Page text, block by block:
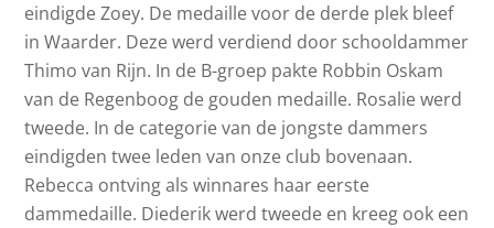
eindigde Zoey. De medaille voor de derde plek bleef
in Waarder. Deze werd verdiend door schooldammer
Thimo van Rijn. In de B-groep pakte Robbin Oskam
van de Regenboog de gouden medaille. Rosalie werd
tweede. In de categorie van de jongste dammers
eindigden twee leden van onze club bovenaan.
Rebecca ontving als winnares haar eerste
dammedaille. Diederik werd tweede en kreeg ook een